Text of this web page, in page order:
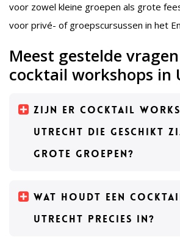
voor zowel kleine groepen als grote
voor privé- of groepscursussen in het
Meest gestelde
cocktail workshops in
Zijn er cocktail
Utrecht die geschikt
grote groepen?
Wat houdt een
Utrecht precies in?